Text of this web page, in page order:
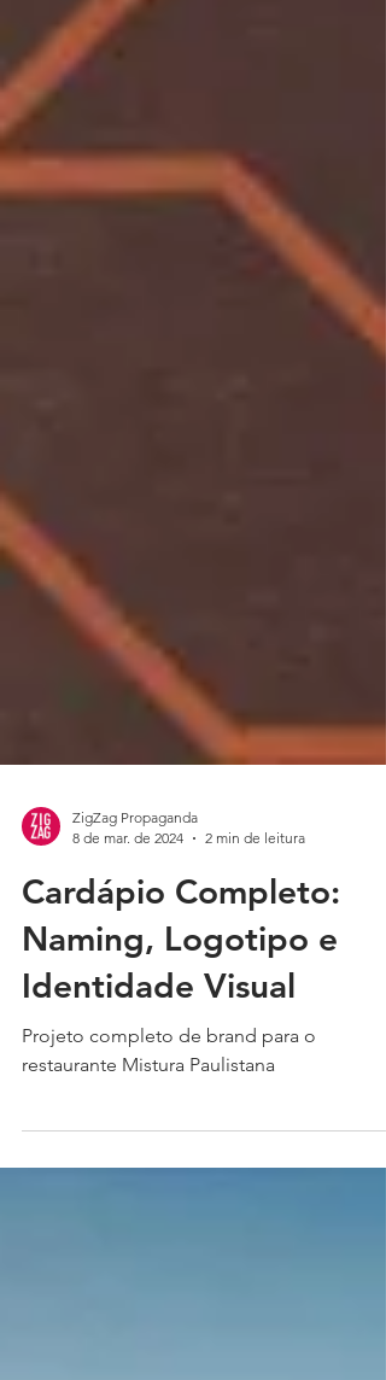
ZigZag Propaganda
8 de mar. de 2024
2 min de leitura
Cardápio Completo:
Naming, Logotipo e
Identidade Visual